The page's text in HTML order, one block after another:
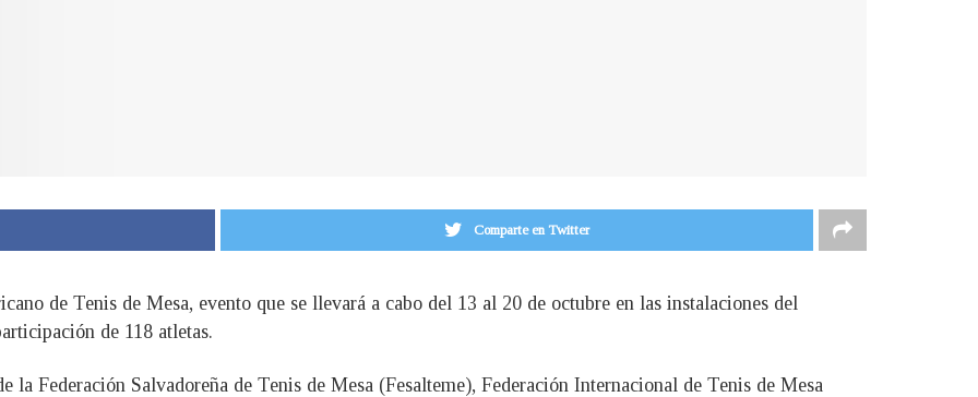
Comparte en Twitter
de Tenis de Mesa, evento que se llevará a cabo del 13 al 20 de octubre en las instalaciones del
de 118 atletas.
la Federación Salvadoreña de Tenis de Mesa (Fesalteme), Federación Internacional de Tenis de Mesa